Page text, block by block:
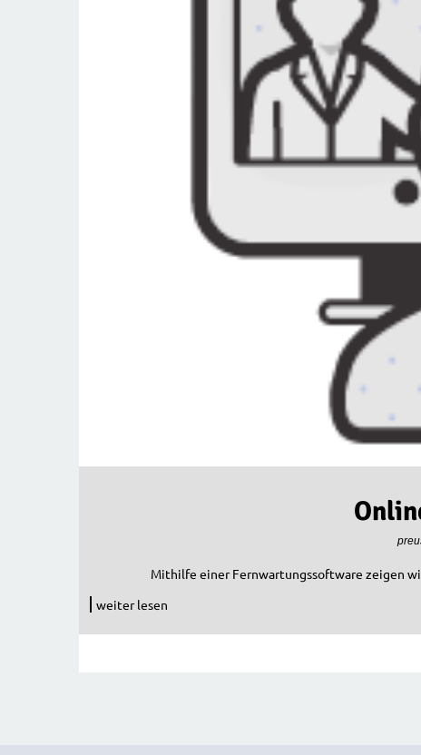
Mithilfe einer Fernwartungssoftware zeigen
weiter lesen